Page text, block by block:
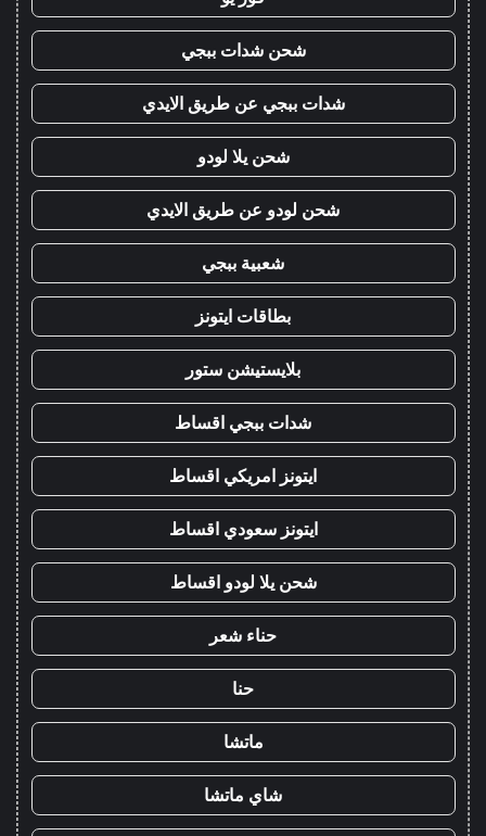
شحن شدات ببجي
شدات ببجي عن طريق الايدي
شحن يلا لودو
شحن لودو عن طريق الايدي
شعبية ببجي
بطاقات ايتونز
بلايستيشن ستور
شدات ببجي اقساط
ايتونز امريكي اقساط
ايتونز سعودي اقساط
شحن يلا لودو اقساط
حناء شعر
حنا
ماتشا
شاي ماتشا